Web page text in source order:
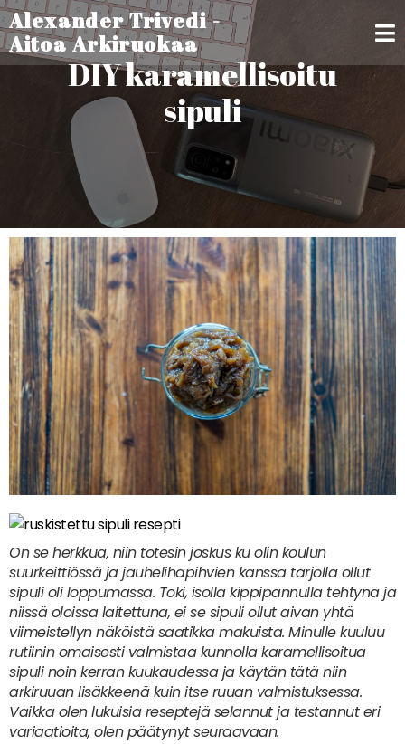
Alexander Trivedi -
Aitoa Arkiruokaa
DIY karamellisoitu
sipuli
On se herkkua, niin totesin joskus ku olin koulun
suurkeittiössä ja jauhelihapihvien kanssa tarjolla ollut
sipuli oli loppumassa. Toki, isolla kippipannulla tehtynä ja
niissä oloissa laitettuna, ei se sipuli ollut aivan yhtä
viimeistellyn näköistä saatikka makuista. Minulle kuuluu
rutiinin omaisesti valmistaa kunnolla karamellisoitua
sipuli noin kerran kuukaudessa ja käytän tätä niin
arkiruuan lisäkkeenä kuin itse ruuan valmistuksessa.
Vaikka olen lukuisia reseptejä selannut ja testannut eri
variaatioita, olen päätynyt seuraavaan.